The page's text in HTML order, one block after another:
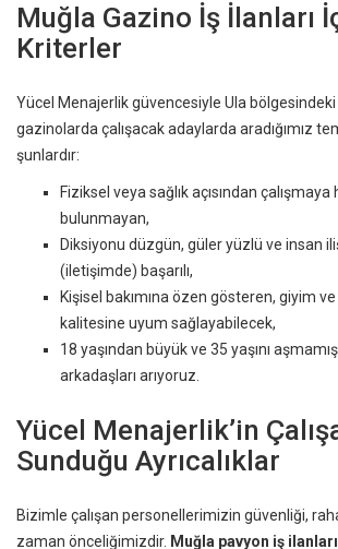
Muğla Gazino İş İlanları
Kriterler
Yücel Menajerlik güvencesiyle Ula
gazinolarda çalışacak adaylarda aradığımız
şunlardır:
Fiziksel veya sağlık açısından
bulunmayan,
Diksiyonu düzgün, güler yüzlü ve insan
(iletişimde) başarılı,
Kişisel bakımına özen gösteren, giyim
kalitesine uyum sağlayabilecek,
18 yaşından büyük ve 35 yaşını
arkadaşları arıyoruz.
Yücel Menajerlik’in
Sunduğu Ayrıcalıklar
Bizimle çalışan personellerimizin güvenliği,
zaman önceliğimizdir. Muğla pavyon iş ilanları